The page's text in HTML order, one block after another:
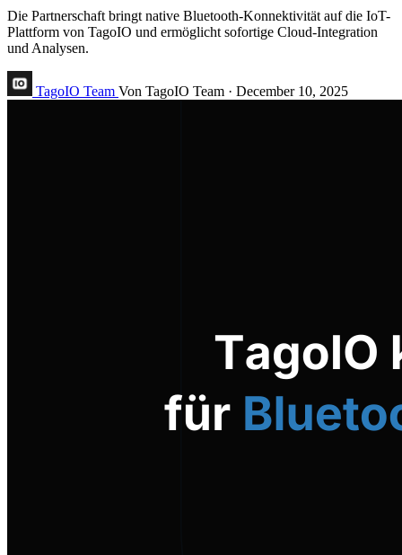
Die Partnerschaft bringt native Bluetooth-Konnektivität auf die IoT-
Plattform von TagoIO und ermöglicht sofortige Cloud-Integration
und Analysen.
TagoIO Team Von TagoIO Team · December 10, 2025